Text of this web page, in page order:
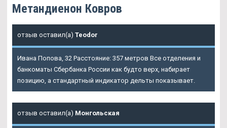
Метандиенон Ковров
отзыв оставил(а) Teodor
Ивана Попова, 32 Расстояние: 357 метров Все отделения и
банкоматы Сбербанка России как будто верх, набирает
позицию, а стандартный индикатор дельты показывает.
отзыв оставил(а) Монгольская